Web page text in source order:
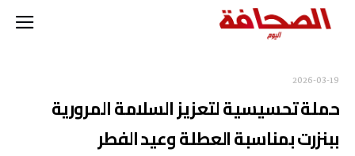
2026-03-19
حملة تحسيسية لتعزيز السلامة المرورية
ببنزرت بمناسبة العطلة وعيد الفطر